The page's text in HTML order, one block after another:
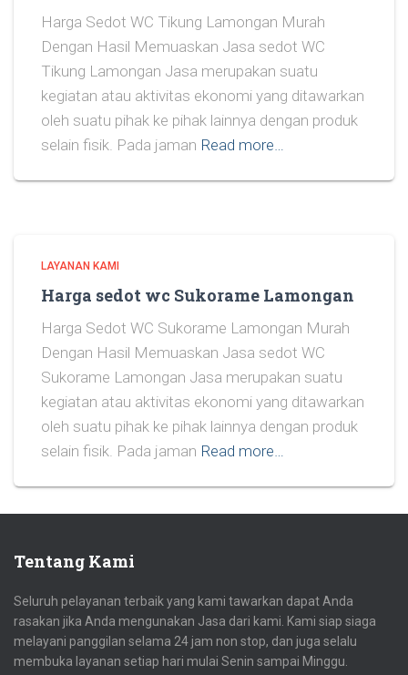
Harga Sedot WC Tikung Lamongan Murah
Dengan Hasil Memuaskan Jasa sedot WC
Tikung Lamongan Jasa merupakan suatu
kegiatan atau aktivitas ekonomi yang ditawarkan
oleh suatu pihak ke pihak lainnya dengan produk
selain fisik. Pada jaman Read more…
LAYANAN KAMI
Harga sedot wc Sukorame Lamongan
Harga Sedot WC Sukorame Lamongan Murah
Dengan Hasil Memuaskan Jasa sedot WC
Sukorame Lamongan Jasa merupakan suatu
kegiatan atau aktivitas ekonomi yang ditawarkan
oleh suatu pihak ke pihak lainnya dengan produk
selain fisik. Pada jaman Read more…
Tentang Kami
Seluruh pelayanan terbaik yang kami tawarkan dapat Anda
rasakan jika Anda mengunakan Jasa dari kami. Kami siap siaga
melayani panggilan selama 24 jam non stop, dan juga selalu
membuka layanan setiap hari mulai Senin sampai Minggu.